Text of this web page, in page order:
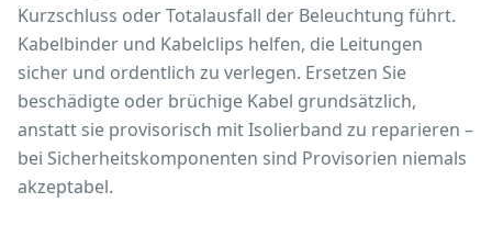
Kurzschluss oder Totalausfall der Beleuchtung führt.
Kabelbinder und Kabelclips helfen, die Leitungen
sicher und ordentlich zu verlegen. Ersetzen Sie
beschädigte oder brüchige Kabel grundsätzlich,
anstatt sie provisorisch mit Isolierband zu reparieren –
bei Sicherheitskomponenten sind Provisorien niemals
akzeptabel.